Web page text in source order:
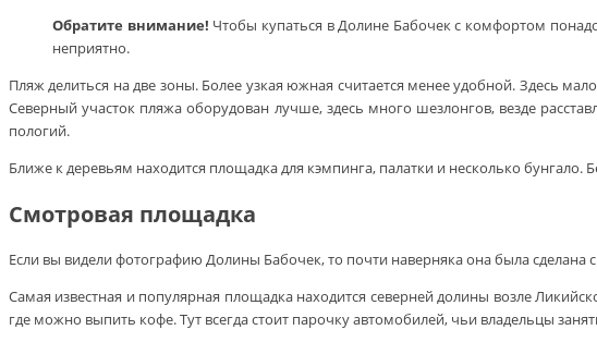
Обратите внимание! Чтобы купаться в Долине Бабочек с комфортом
неприятно.
Пляж делиться на две зоны. Более узкая южная считается менее удобной. Здесь
Северный участок пляжа оборудован лучше, здесь много шезлонгов, везде
пологий.
Ближе к деревьям находится площадка для кэмпинга, палатки и несколько
Смотровая площадка
Если вы видели фотографию Долины Бабочек, то почти наверняка она была
Самая известная и популярная площадка находится северней долины возле
где можно выпить кофе. Тут всегда стоит парочку автомобилей, чьи владельцы